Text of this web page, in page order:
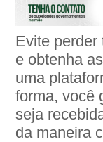
Evite perder
e obtenha
uma
forma, você
seja
da maneira